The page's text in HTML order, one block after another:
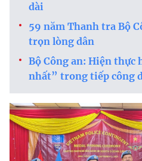
dài
59 năm Thanh tra Bộ
trọn lòng dân
Bộ Công an: Hiện thực
nhất” trong tiếp công